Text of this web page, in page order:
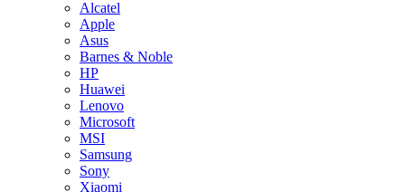
Alcatel
Apple
Asus
Barnes & Noble
HP
Huawei
Lenovo
Microsoft
MSI
Samsung
Sony
Xiaomi